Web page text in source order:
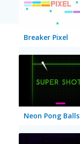
Breaker Pixel
Neon Pong Balls